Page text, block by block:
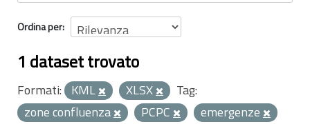
Ordina per
1 dataset trovato
Formati: KML XLSX
Tag:
zone confluenza
PCPC
emergenze